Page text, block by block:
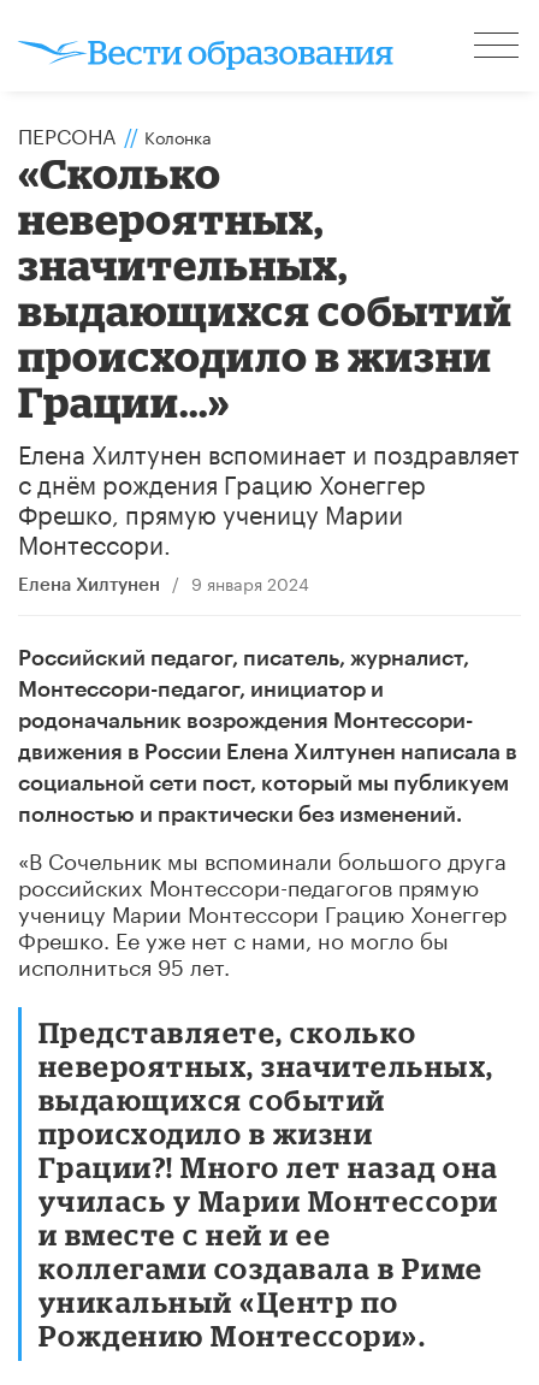
ПЕРСОНА // Колонка
«Сколько
невероятных,
значительных,
выдающихся событий
происходило в жизни
Грации...»
Елена Хилтунен вспоминает и поздравляет
с днём рождения Грацию Хонеггер
Фрешко, прямую ученицу Марии
Монтессори.
Елена Хилтунен / 9 января 2024
Российский педагог, писатель, журналист,
Монтессори-педагог, инициатор и
родоначальник возрождения Монтессори-
движения в России Елена Хилтунен написала в
социальной сети пост, который мы публикуем
полностью и практически без изменений.
«В Сочельник мы вспоминали большого друга
российских Монтессори-педагогов прямую
ученицу Марии Монтессори Грацию Хонеггер
Фрешко. Ее уже нет с нами, но могло бы
исполниться 95 лет.
Представляете, сколько
невероятных, значительных,
выдающихся событий
происходило в жизни
Грации?! Много лет назад она
училась у Марии Монтессори
и вместе с ней и ее
коллегами создавала в Риме
уникальный «Центр по
Рождению Монтессори».